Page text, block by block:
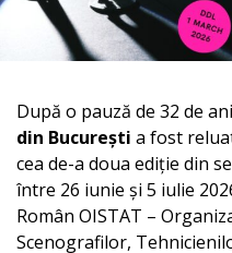
După o pauză de 32 de
din București a fost
cea de-a doua ediție din
între 26 iunie și 5 iulie
Român OISTAT –
Scenografilor,